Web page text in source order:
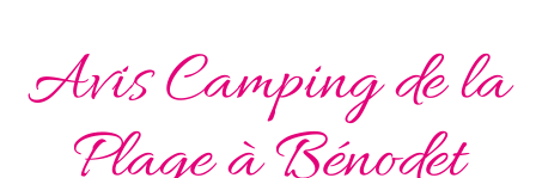
Avis Camping de la